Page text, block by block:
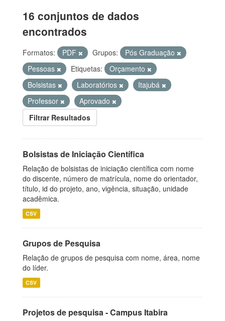
16 conjuntos de dados
encontrados
Formatos: PDF Grupos:
Pós Graduação
Pessoas
Etiquetas:
Orçamento
Bolsistas
Laboratórios
Itajubá
Professor
Aprovado
Filtrar Resultados
Bolsistas de Iniciação Científica
Relação de bolsistas de iniciação científica com nome
do discente, número de matrícula, nome do orientador,
título, id do projeto, ano, vigência, situação, unidade
acadêmica.
CSV
Grupos de Pesquisa
Relação de grupos de pesquisa com nome, área, nome
do líder.
CSV
Projetos de pesquisa - Campus Itabira